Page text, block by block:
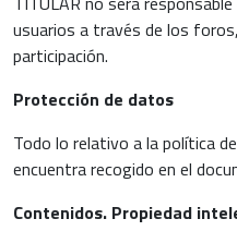
usuarios a través de los
participación.
Protección de datos
Todo lo relativo a la política
encuentra recogido en el
Contenidos. Propiedad